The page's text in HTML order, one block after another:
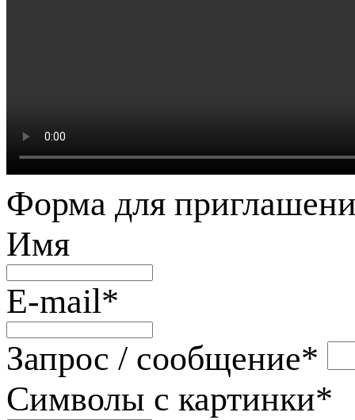
Форма для
Имя
E-mail*
Запрос / сообщение*
Символы с картинки*